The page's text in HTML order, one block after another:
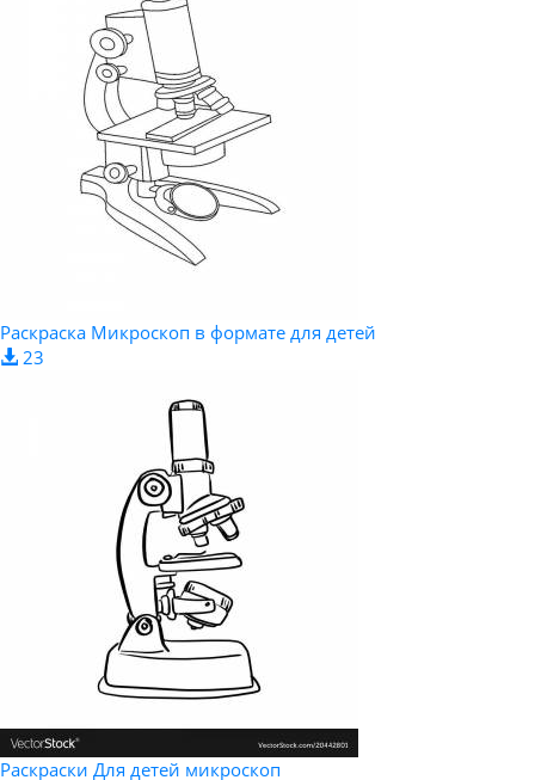
Раскраска Микроскоп в формате для детей
23
Раскраски Для детей микроскоп